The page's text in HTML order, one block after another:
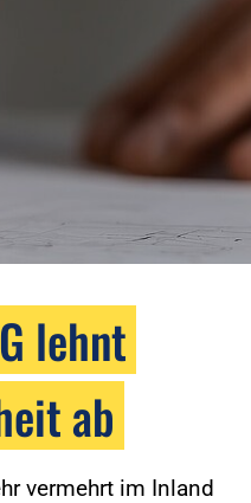
lehnt
ab
vermehrt im Inland